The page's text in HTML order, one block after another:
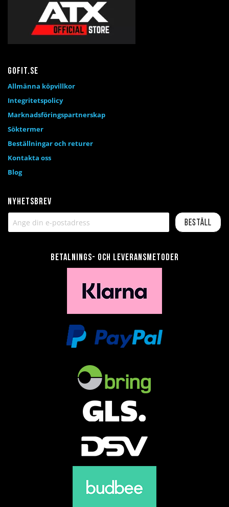
Nyhetsbrev
Beställ
Betalnings- och leveransmetoder
Gofit.se
Allmänna köpvillkor
Integritetspolicy
Marknadsföringspartnerskap
Söktermer
Beställningar och returer
Kontakta oss
Blog